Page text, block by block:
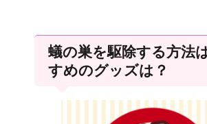
蟻の巣を駆除する方法
すめのグッズは？